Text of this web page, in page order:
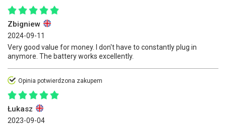
Zbigniew
2024-09-11
Very good value for money. I don't have to constantly plug in
anymore. The battery works excellently.
Opinia potwierdzona zakupem
Łukasz
2023-09-04